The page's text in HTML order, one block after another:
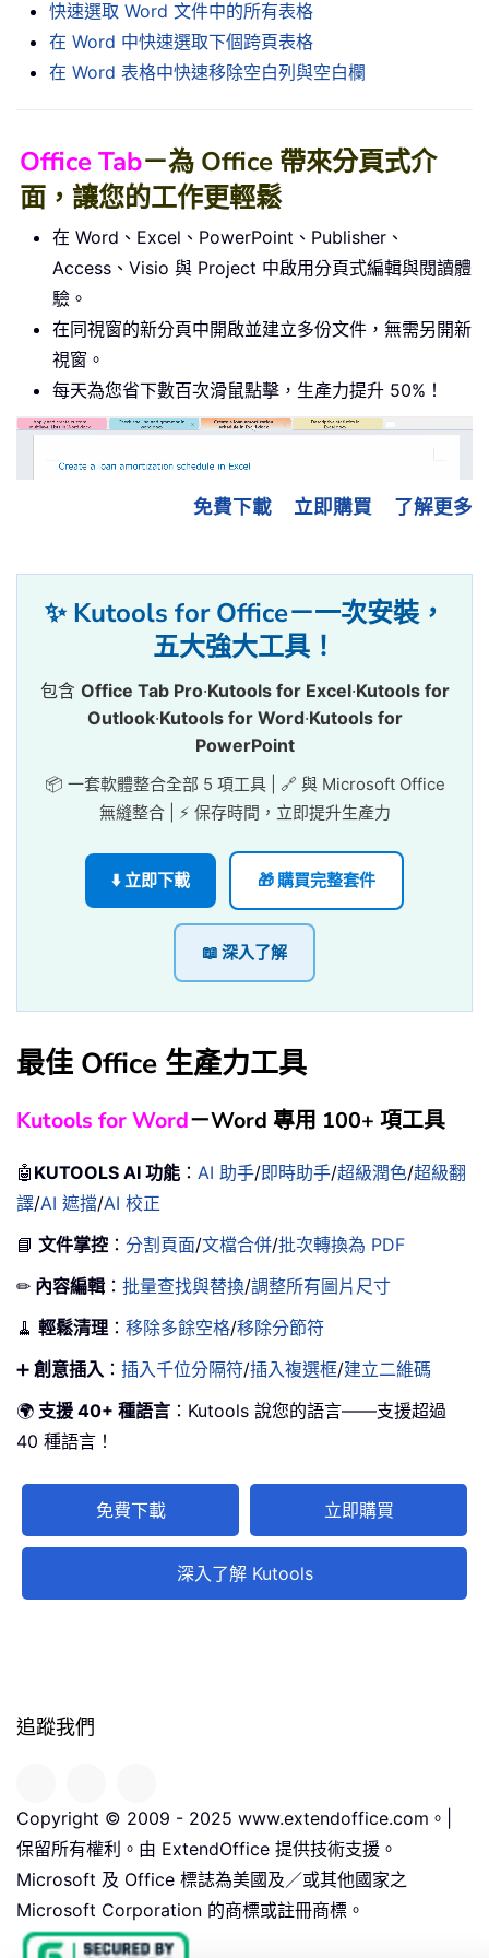
快速選取 Word 文件中的所有表格
在 Word 中快速選取下個跨頁表格
在 Word 表格中快速移除空白列與空白欄
Office Tab－為 Office 帶來分頁式介
面，讓您的工作更輕鬆
在 Word、Excel、PowerPoint、Publisher、
Access、Visio 與 Project 中啟用分頁式編輯與閱讀體
驗。
在同視窗的新分頁中開啟並建立多份文件，無需另開新
視窗。
每天為您省下數百次滑鼠點擊，生產力提升 50%！
免費下載 立即購買 了解更多
✨ Kutools for Office－一次安裝，
五大強大工具！
包含 Office Tab Pro·Kutools for Excel·Kutools for
Outlook·Kutools for Word·Kutools for
PowerPoint
📦 一套軟體整合全部 5 項工具 | 🔗 與 Microsoft Office
無縫整合 | ⚡ 保存時間，立即提升生產力
⬇️ 立即下載 🎁 購買完整套件
📖 深入了解
最佳 Office 生產力工具
Kutools for Word－Word 專用 100+ 項工具
🤖 KUTOOLS AI 功能 ： AI 助手/即時助手/超級潤色/超級翻
譯/AI 遮擋/AI 校正
📘 文件掌控 ： 分割頁面/文檔合併/批次轉換為 PDF
✏ 內容編輯 ： 批量查找與替換/調整所有圖片尺寸
🧹 輕鬆清理 ： 移除多餘空格/移除分節符
➕ 創意插入 ： 插入千位分隔符/插入複選框/建立二維碼
🌍 支援 40+ 種語言 ：Kutools 說您的語言——支援超過
40 種語言！
免費下載 立即購買
深入了解 Kutools
追蹤我們
Copyright © 2009 - 2025 www.extendoffice.com。|
保留所有權利。由 ExtendOffice 提供技術支援。
Microsoft 及 Office 標誌為美國及／或其他國家之
Microsoft Corporation 的商標或註冊商標。